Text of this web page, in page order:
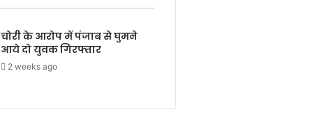
चोरी के आरोप में पंजाब से घुमने
आये दो युवक गिरफ्तार
2 weeks ago